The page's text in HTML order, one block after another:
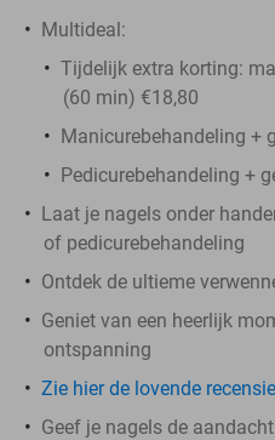
Multideal:
Tijdelijk extra korting:
(60 min) €18,80
Manicurebehandeling +
Pedicurebehandeling +
Laat je nagels onder
of pedicurebehandeling
Ontdek de ultieme
Geniet van een heerlijk
ontspanning
Zie hier de lovende
Geef je nagels de